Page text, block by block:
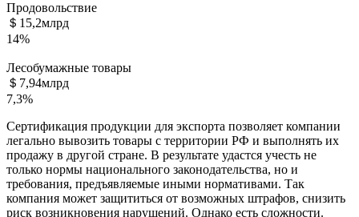
Продовольствие
＄15,2млрд
14%
Лесобумажные товары
＄7,94млрд
7,3%
Сертификация продукции для экспорта позволяет компании
легально вывозить товары с территории РФ и выполнять их
продажу в другой стране. В результате удастся учесть не
только нормы национального законодательства, но и
требования, предъявляемые иными нормативами. Так
компания может защититься от возможных штрафов, снизить
риск возникновения нарушений. Однако есть сложности.